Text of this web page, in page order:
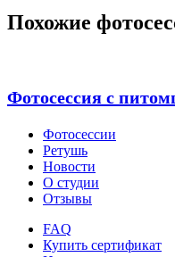
Похожие
Фотосессия с
Фотосессии
Ретушь
Новости
О студии
Отзывы
FAQ
Купить сертификат